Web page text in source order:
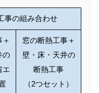
事の組み合わせ
＋
の
エ
窓の断熱工事＋
壁・床・天井の
断熱工事
（2つセット）